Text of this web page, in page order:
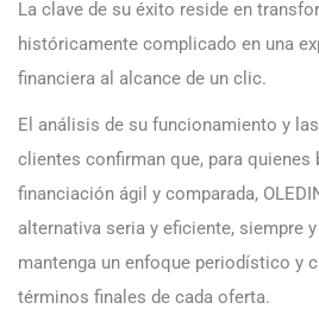
La clave de su éxito reside en
históricamente complicado en una
financiera al alcance de un clic.
El análisis de su funcionamiento y
clientes confirman que, para quienes
financiación ágil y comparada,
alternativa seria y eficiente, siempre
mantenga un enfoque periodístico y
términos finales de cada oferta.